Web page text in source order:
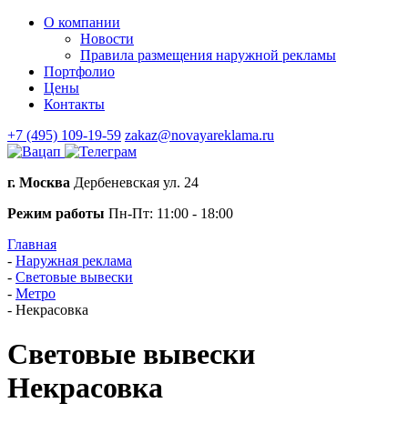
О компании
Новости
Правила размещения наружной рекламы
Портфолио
Цены
Контакты
+7 (495) 109-19-59 zakaz@novayareklama.ru
г. Москва Дербеневская ул. 24
Режим работы Пн-Пт: 11:00 - 18:00
Главная
- Наружная реклама
- Световые вывески
- Метро
- Некрасовка
Световые вывески
Некрасовка